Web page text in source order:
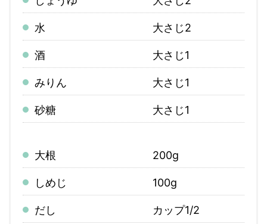
水 大さじ2
酒 大さじ1
みりん 大さじ1
砂糖 大さじ1
大根 200g
しめじ 100g
だし カップ1/2